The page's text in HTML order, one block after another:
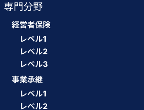
専門分野
経営者保険
レベル1
レベル2
レベル3
事業承継
レベル1
レベル2